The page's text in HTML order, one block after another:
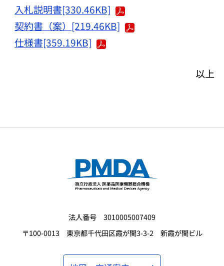
入札説明書[330.46KB]
契約書（案）[219.46KB]
仕様書[359.19KB]
以上
法人番号 3010005007409
〒100-0013 東京都千代田区霞が関3-3-2 新霞が関ビル